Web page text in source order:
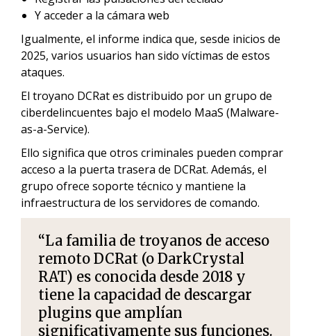
Y acceder a la cámara web
Igualmente, el informe indica que, sesde inicios de
2025, varios usuarios han sido víctimas de estos
ataques.
El troyano DCRat es distribuido por un grupo de
ciberdelincuentes bajo el modelo MaaS (Malware-
as-a-Service).
Ello significa que otros criminales pueden comprar
acceso a la puerta trasera de DCRat. Además, el
grupo ofrece soporte técnico y mantiene la
infraestructura de los servidores de comando.
“La familia de troyanos de acceso
remoto DCRat (o DarkCrystal
RAT) es conocida desde 2018 y
tiene la capacidad de descargar
plugins que amplían
significativamente sus funciones.